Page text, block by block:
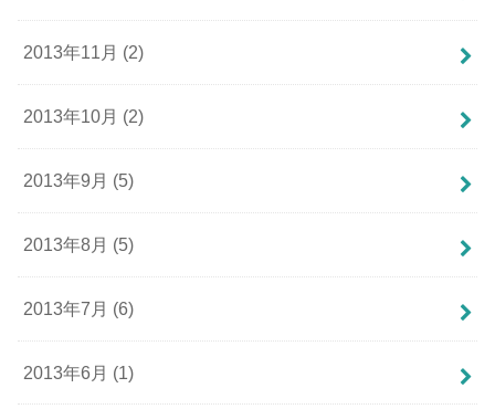
2013年11月 (2)
2013年10月 (2)
2013年9月 (5)
2013年8月 (5)
2013年7月 (6)
2013年6月 (1)